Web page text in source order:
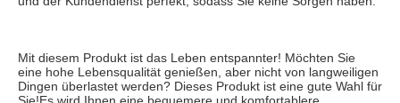
Mit diesem Produkt ist das Leben entspannter! Möchten Sie
eine hohe Lebensqualität genießen, aber nicht von langweiligen
Dingen überlastet werden? Dieses Produkt ist eine gute Wahl für